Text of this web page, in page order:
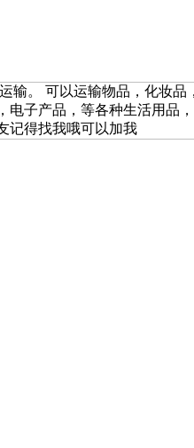
输。 可以运输物品，化妆
电子产品，等各种生活用品
记得找我哦可以加我